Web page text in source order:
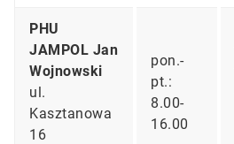
PHU
JAMPOL Jan
Wojnowski
ul.
Kasztanowa
16
pon.-
pt.:
8.00-
16.00